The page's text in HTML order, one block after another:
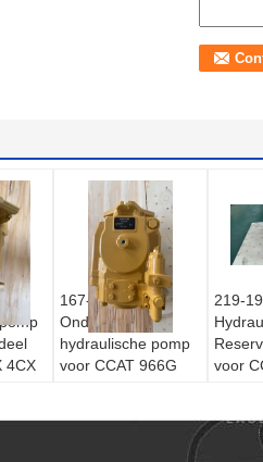
4CX
167-1153
Onderdeel voor
hydraulische pomp
voor CCAT 966G
219-
voor